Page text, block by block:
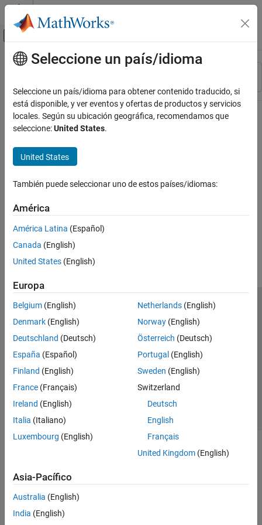
Saltar al contenido
Mostrar/ocultar menú de navegación
Recurso
Contenido principal
Seleccione un país/idioma
Seleccione un país/idioma para obtener contenido traducido, si
está disponible, y ver eventos y ofertas de productos y servicios
locales. Según su ubicación geográfica, recomendamos que
seleccione:United States.
United States
También puede seleccionar uno de estos países/idiomas:
América
América Latina (Español)
Canada (English)
United States (English)
Europa
Belgium (English)
Denmark (English)
Deutschland (Deutsch)
España (Español)
Finland (English)
France (Français)
Ireland (English)
Italia (Italiano)
Luxembourg (English)
Netherlands(English)
Norway(English)
Österreich (Deutsch)
Portugal (English)
Sweden (English)
Switzerland
Deutsch
English
Français
United Kingdom(English)
Asia-Pacífico
Australia (English)
India (English)
Centro de confianza
Marcas comerciales
Política de privacidad
Antipiratería
Estado de las aplicaciones
Información de contacto
© 1994-2026 The MathWorks, Inc.